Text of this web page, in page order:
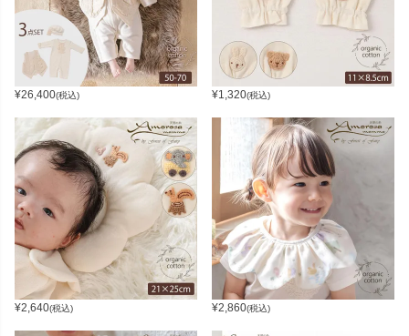
¥26,400(税込) ¥1,320(税込)
¥2,640(税込) ¥2,860(税込)